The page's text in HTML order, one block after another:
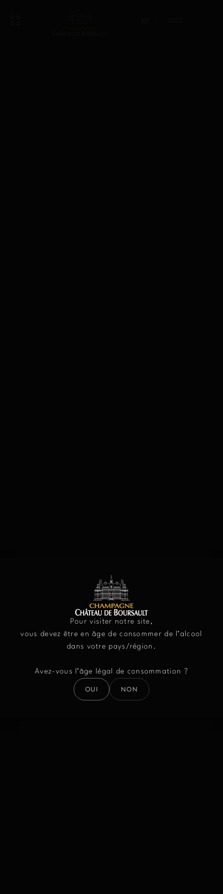
LA CARTE CADEAU
CHÂTEAU DE
BOURSAULT
Pour visiter notre site,
vous devez être en âge de consommer de l’alcool
dans votre pays/région.
Avez-vous l’âge légal de consommation ?
OUI NON